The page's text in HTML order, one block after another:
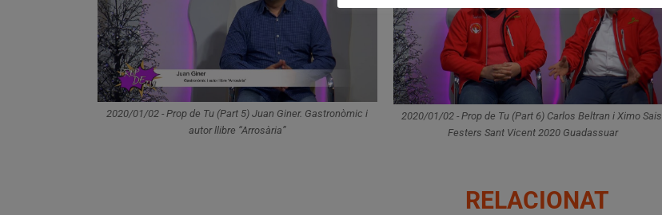
2020/01/02 - Prop de Tu (Part 5) Juan Giner. Gastronòmic i
autor llibre “Arrosària”
2020/01/02 - Prop de Tu (Part 6) Carlos Beltran i Ximo Sais.
Festers Sant Vicent 2020 Guadassuar
RELACIONAT